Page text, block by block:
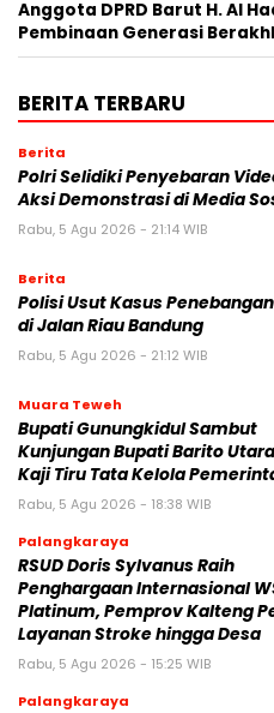
Anggota DPRD Barut H. Al
Pembinaan Generasi
BERITA TERBARU
Berita
Polri Selidiki Penyebaran
Aksi Demonstrasi di Media
Rabu, 5 Agu 2026 - 21:14 WIB
Berita
Polisi Usut Kasus Penebangan
di Jalan Riau Bandung
Rabu, 5 Agu 2026 - 21:12 WIB
Muara Teweh
Bupati Gunungkidul Sambut
Kunjungan Bupati Barito
Kaji Tiru Tata Kelola
Rabu, 5 Agu 2026 - 18:38 WIB
Palangkaraya
RSUD Doris Sylvanus Raih
Penghargaan Internasional
Platinum, Pemprov Kalteng
Layanan Stroke hingga Desa
Rabu, 5 Agu 2026 - 15:25 WIB
Palangkaraya